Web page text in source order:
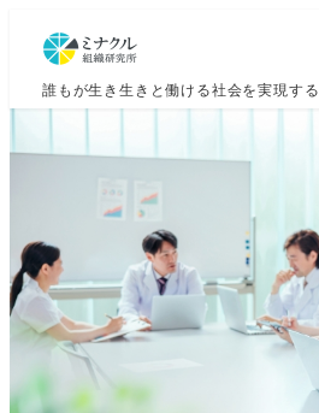
誰もが生き生きと働ける社会を実現する